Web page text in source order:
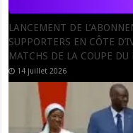
Yango Côte d’Ivoire et
», un programme gratuit
femmes entrepreneures
7 juillet 2026